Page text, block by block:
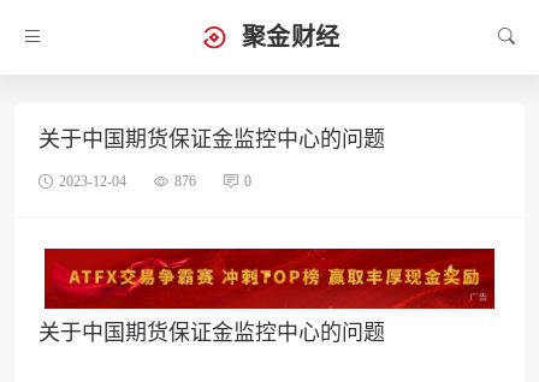
聚金财经
关于中国期货保证金监控中心的问题
2023-12-04 876 0
关于中国期货保证金监控中心的问题